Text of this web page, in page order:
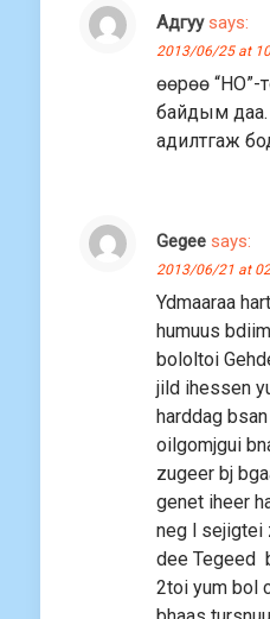
Адгуу says:
2013/06/25 at
өөрөө “НО”-
байдым даа.
адилтгаж
Gegee says:
2013/06/21 at
Ydmaaraa
humuus
bololtoi
jild ihessen
harddag
oilgomjgui
zugeer bj
genet iheer
neg l sejigtei
dee Tegeed
2toi yum bol